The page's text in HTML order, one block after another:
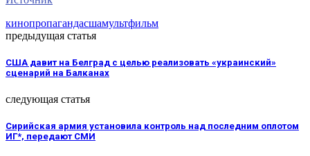
кинопропагандасшамультфильм
предыдущая статья
США давит на Белград с целью реализовать «украинский»
сценарий на Балканах
следующая статья
Сирийская армия установила контроль над последним оплотом
ИГ*, передают СМИ